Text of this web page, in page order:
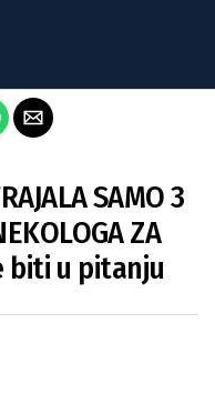
SAMO 3
ZA
biti u pitanju